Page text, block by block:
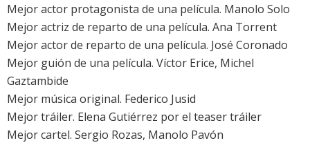
Mejor actor protagonista de una película. Manolo Solo
Mejor actriz de reparto de una película. Ana Torrent
Mejor actor de reparto de una película. José Coronado
Mejor guión de una película. Víctor Erice, Michel
Gaztambide
Mejor música original. Federico Jusid
Mejor tráiler. Elena Gutiérrez por el teaser tráiler
Mejor cartel. Sergio Rozas, Manolo Pavón